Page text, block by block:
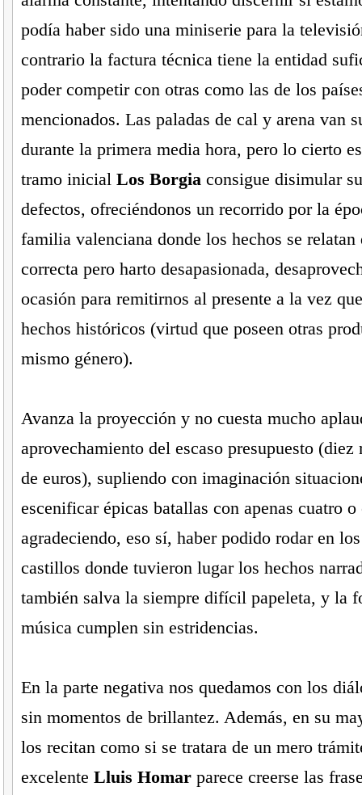
podía haber sido una miniserie para la
contrario la factura técnica tiene la entidad
poder competir con otras como las de los
mencionados. Las paladas de cal y arena van
durante la primera media hora, pero lo cierto
tramo inicial Los Borgiaconsigue disimular
defectos, ofreciéndonos un recorrido por la
familia valenciana donde los hechos se relatan
correcta pero harto desapasionada,
ocasión para remitirnos al presente a la vez
hechos históricos (virtud que poseen otras
mismo género).
Avanza la proyección y no cuesta mucho
aprovechamiento del escaso presupuesto
de euros), supliendo con imaginación
escenificar épicas batallas con apenas cuatro
agradeciendo, eso sí, haber podido rodar en
castillos donde tuvieron lugar los hechos
también salva la siempre difícil papeleta, y la
música cumplen sin estridencias.
En la parte negativa nos quedamos con los
sin momentos de brillantez. Además, en su
los recitan como si se tratara de un mero
excelente Lluis Homarparece creerse las